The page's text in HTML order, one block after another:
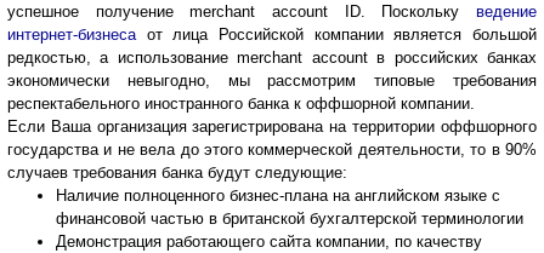
успешное получение merchant account ID. Поскольку ведение
интернет-бизнесаот лица Российской компании является большой
редкостью, а использование merchant account в российских банках
экономически невыгодно, мы рассмотрим типовые требования
респектабельного иностранного банка к оффшорной компании.
Если Ваша организация зарегистрирована на территории оффшорного
государства и не вела до этого коммерческой деятельности, то в 90%
случаев требования банка будут следующие:
Наличие полноценного бизнес-плана на английском языке с
финансовой частью в британской бухгалтерской терминологии
Демонстрация работающего сайта компании, по качеству